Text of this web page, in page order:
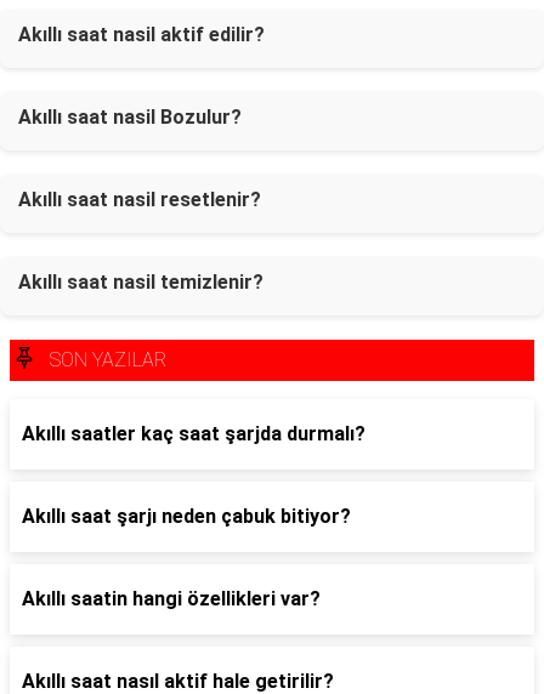
Akıllı saat nasil aktif edilir?
Akıllı saat nasil Bozulur?
Akıllı saat nasil resetlenir?
Akıllı saat nasil temizlenir?
SON YAZILAR
Akıllı saatler kaç saat şarjda durmalı?
Akıllı saat şarjı neden çabuk bitiyor?
Akıllı saatin hangi özellikleri var?
Akıllı saat nasıl aktif hale getirilir?